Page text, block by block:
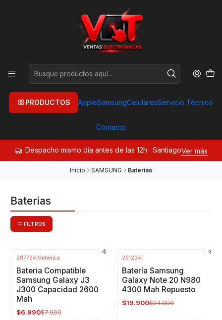
PRODUCTOS AppleSamsungCelularesServicio Técnico
Contacto
Despacho mismo día antes de las 12h · SantiagoVer más
Inicio SAMSUNG Baterias
Baterias
FILTROS
287794 Genérica
Batería Compatible
Samsung Galaxy J3
J300 Capacidad 2600
Mah
$6.990$7.900
291234
Batería Samsung
Galaxy Note 20 N980
4300 Mah Repuesto
$19.900$24.900